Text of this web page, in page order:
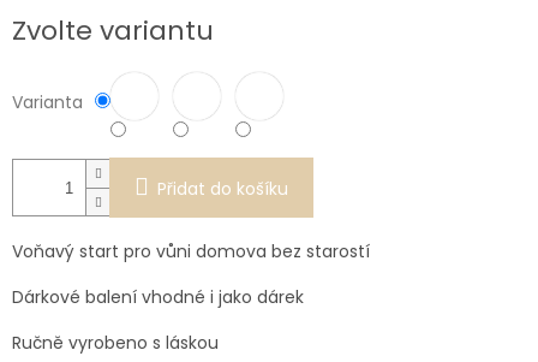
cena:
Zvolte variantu
Varianta
Přidat do košíku
Voňavý start pro vůni domova bez starostí
Dárkové balení vhodné i jako dárek
Ručně vyrobeno s láskou